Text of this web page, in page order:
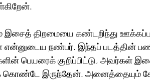
இசைத் திறமையை கண்டறிந்து
என்னுடைய நண்பர். இந்தப் படத்தின்
பெயரைக் குறிப்பிட்டு, அவர்கள்
இருந்தேன். அனைத்தையும்